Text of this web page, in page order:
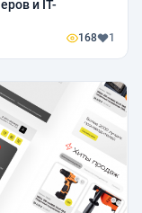
и IT-
168 1